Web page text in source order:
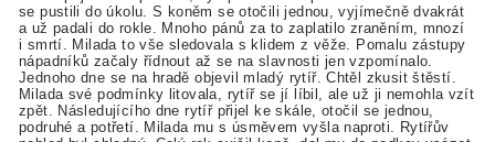
se pustili do úkolu. S koněm se otočili jednou, vyjímečně dvakrát
a už padali do rokle. Mnoho pánů za to zaplatilo zraněním, mnozí
i smrtí. Milada to vše sledovala s klidem z věže. Pomalu zástupy
nápadníků začaly řídnout až se na slavnosti jen vzpomínalo.
Jednoho dne se na hradě objevil mladý rytíř. Chtěl zkusit štěstí.
Milada své podmínky litovala, rytíř se jí líbil, ale už ji nemohla vzít
zpět. Následujícího dne rytíř přijel ke skále, otočil se jednou,
podruhé a potřetí. Milada mu s úsměvem vyšla naproti. Rytířův